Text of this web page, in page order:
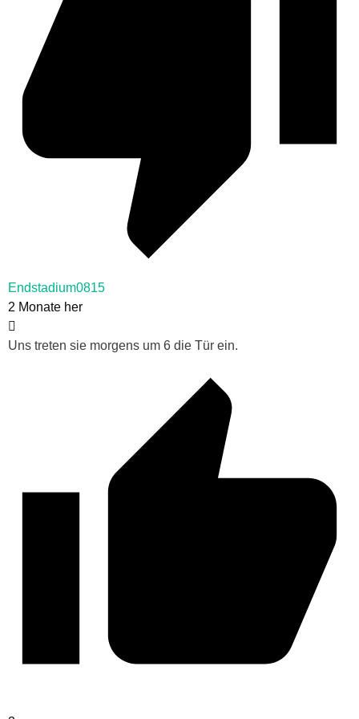
Endstadium0815
2 Monate her
Uns treten sie morgens um 6 die Tür ein.